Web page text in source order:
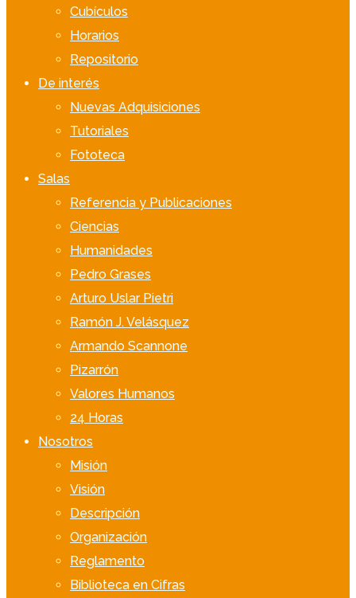
Cubículos
Horarios
Repositorio
De interés
Nuevas Adquisiciones
Tutoriales
Fototeca
Salas
Referencia y Publicaciones
Ciencias
Humanidades
Pedro Grases
Arturo Uslar Pietri
Ramón J. Velásquez
Armando Scannone
Pizarrón
Valores Humanos
24 Horas
Nosotros
Misión
Visión
Descripción
Organización
Reglamento
Biblioteca en Cifras